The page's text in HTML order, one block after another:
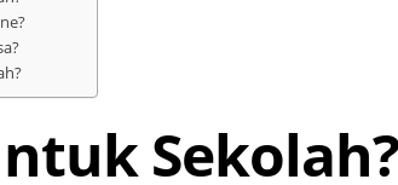
Sekolah?